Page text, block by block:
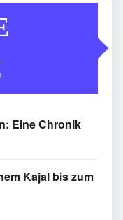
Eine Chronik
Kajal bis zum